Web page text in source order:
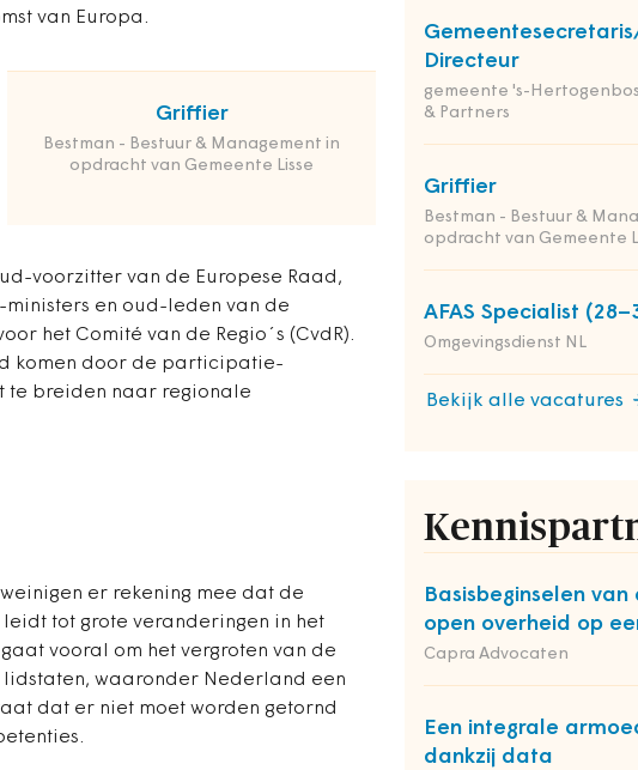
van Europa.
Griffier
Bestman - Bestuur & Management in
opdracht van Gemeente Lisse
voorzitter van de Europese Raad,
en oud-leden van de
het Comité van de Regio´s (CvdR).
komen door de participatie-
te breiden naar regionale
Directeur
gemeente 's-
& Partners
Griffier
Bestman - Bestuur &
opdracht van Gemeente
AFAS Specialist
Omgevingsdienst NL
Bekijk alle vacatures
Basisbeginselen van
open overheid op
Capra Advocaten
Een integrale
dankzij data
er rekening mee dat de
tot grote veranderingen in het
vooral om het vergroten van de
waaronder Nederland een
dat er niet moet worden getornd